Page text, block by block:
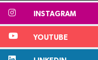
INSTAGRAM
YOUTUBE